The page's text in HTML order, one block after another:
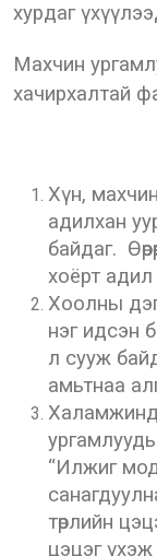
хурдаг
Махчин
хачирхалтай
Хүн,
адилхан
байдаг.
хоёрт адил
Хоолны
нэг идсэн
л сууж
амьтнаа
“Илжиг
төрлийн
цэцэг үхэж